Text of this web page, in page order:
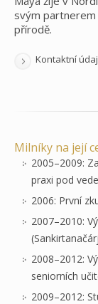
svým
přírodě.
Kontaktní
Milníky na její
2005–2009:
praxi pod
2006: První
2007–2010:
2008–2012:
seniorních
2009–2012: